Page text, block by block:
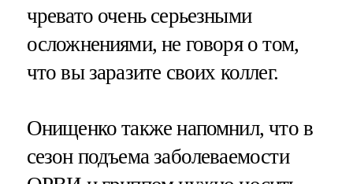
чревато очень серьезными
осложнениями, не говоря о том,
что вы заразите своих коллег.
Онищенко также напомнил, что в
сезон подъема заболеваемости